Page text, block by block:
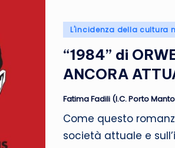
Posted
L'incidenza della cultura
“1984” di
ANCORA
Posted
Fatima Fadili (I.C. Porto
Come questo
società attuale e